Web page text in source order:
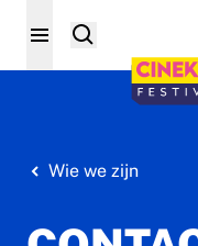
Wie we zijn